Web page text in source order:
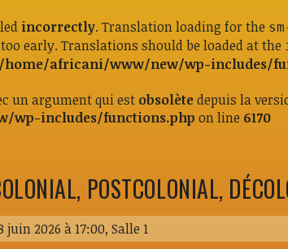
incorrectly. Translation loading for the
early. Translations should be loaded at the
/home/africani/www/new/wp-includes/
un argument qui est obsolètedepuis la
wp-includes/functions.php on line 6170
POSTCOLONIAL,
juin 2026 à 17:00,Salle 1